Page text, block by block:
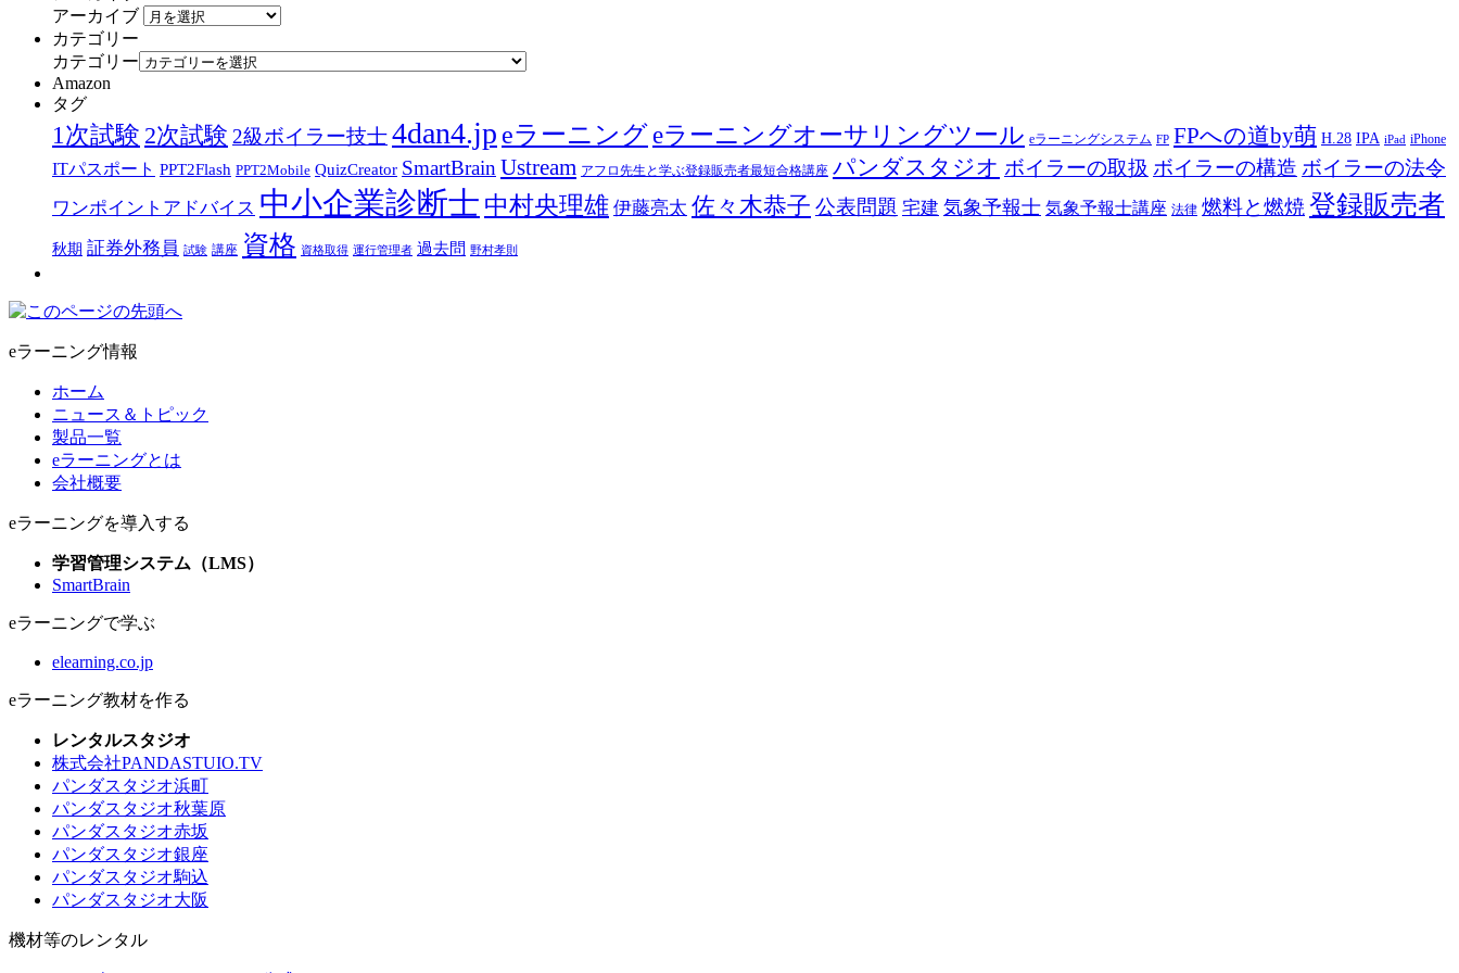
アーカイブ
カテゴリー
カテゴリー
Amazon
タグ
1次試験 2次試験 2級ボイラー技士4dan4.jp eラーニング eラーニングオーサリングツール eラーニングシステム FP FPへの道by萌 H.28 IPA iPad iPhone
ITパスポート PPT2Flash PPT2Mobile QuizCreator SmartBrain Ustream アフロ先生と学ぶ登録販売者最短合格講座 パンダスタジオ ボイラーの取扱 ボイラーの構造 ボイラーの法令
ワンポイントアドバイス 中小企業診断士 中村央理雄 伊藤亮太 佐々木恭子 公表問題 宅建 気象予報士 気象予報士講座 法律 燃料と燃焼 登録販売者
秋期 証券外務員 試験 講座 資格 資格取得 運行管理者 過去問 野村孝則
eラーニング情報
ホーム
ニュース＆トピック
製品一覧
eラーニングとは
会社概要
eラーニングを導入する
学習管理システム（LMS）
SmartBrain
eラーニングで学ぶ
elearning.co.jp
eラーニング教材を作る
レンタルスタジオ
株式会社PANDASTUIO.TV
パンダスタジオ浜町
パンダスタジオ秋葉原
パンダスタジオ赤坂
パンダスタジオ銀座
パンダスタジオ駒込
パンダスタジオ大阪
機材等のレンタル